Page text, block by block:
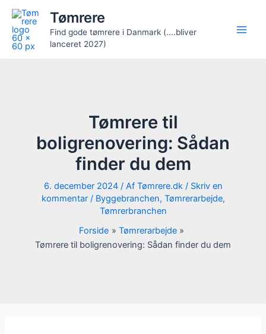
indholdet
Tømrere
Find gode tømrere i Danmark (....bliver
lanceret 2027)
Tømrere til
boligrenovering: Sådan
finder du dem
6. december 2024 / Af Tømrere.dk / Skriv en
kommentar / Byggebranchen, Tømrerarbejde,
Tømrerbranchen
Forside
Tømrerarbejde
Tømrere til boligrenovering: Sådan finder du dem